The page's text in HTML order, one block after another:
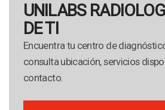
UNILABS
DE TI
Encuentra tu centro de
consulta ubicación, servicios
contacto.